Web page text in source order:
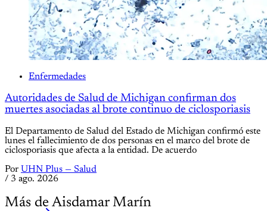
Enfermedades
Autoridades de Salud de Michigan confirman dos
muertes asociadas al brote continuo de ciclosporiasis
El Departamento de Salud del Estado de Michigan confirmó este
lunes el fallecimiento de dos personas en el marco del brote de
ciclosporiasis que afecta a la entidad. De acuerdo
Por UHN Plus — Salud
/ 3 ago. 2026
Más de Aisdamar Marín